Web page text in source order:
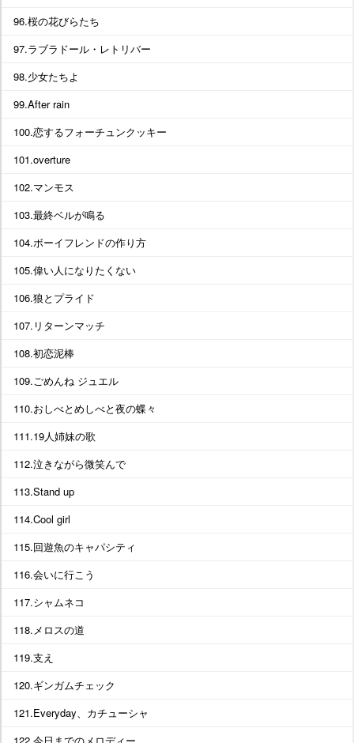
96.桜の花びらたち
97.ラブラドール・レトリバー
98.少女たちよ
99.After rain
100.恋するフォーチュンクッキー
101.overture
102.マンモス
103.最終ベルが鳴る
104.ボーイフレンドの作り方
105.偉い人になりたくない
106.狼とプライド
107.リターンマッチ
108.初恋泥棒
109.ごめんね ジュエル
110.おしべとめしべと夜の蝶々
111.19人姉妹の歌
112.泣きながら微笑んで
113.Stand up
114.Cool girl
115.回遊魚のキャパシティ
116.会いに行こう
117.シャムネコ
118.メロスの道
119.支え
120.ギンガムチェック
121.Everyday、カチューシャ